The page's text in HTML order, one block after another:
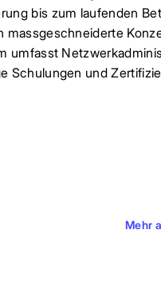
bis zum laufenden
massgeschneiderte
umfasst
Schulungen und
Mehr